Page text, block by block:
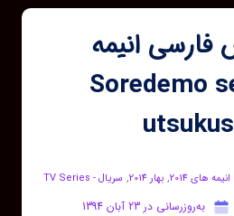
فارسی انیمه
Soredemo
انیمه های 2014 ,بهار 2014 , سریال - TV Series
به‌روزرسانی در 23 آبان 1394